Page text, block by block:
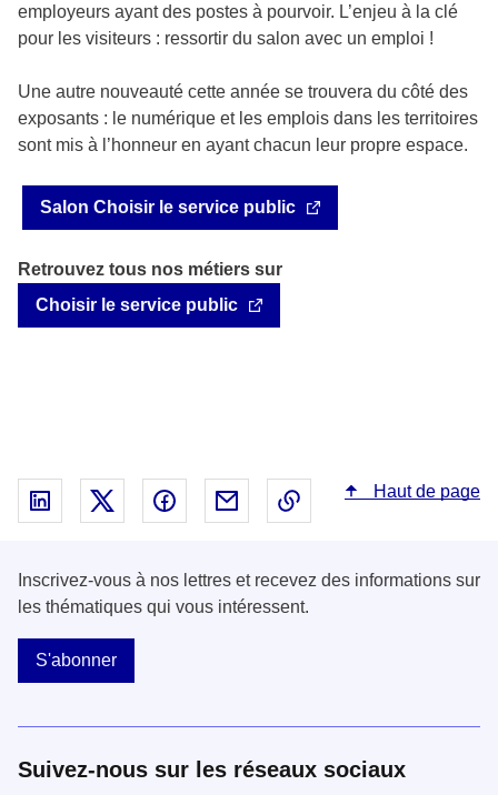
employeurs ayant des postes à pourvoir. L’enjeu à la clé
pour les visiteurs : ressortir du salon avec un emploi !
Une autre nouveauté cette année se trouvera du côté des
exposants : le numérique et les emplois dans les territoires
sont mis à l’honneur en ayant chacun leur propre espace.
Salon Choisir le service public
Retrouvez tous nos métiers sur
Choisir le service public
Partager sur Linked In - nouvelle fenêtre
Partager sur X - nouvelle fenêtre
Partager sur Facebook - nouvelle
Partager par email - nouvelle
Copier le lien dans le
Haut de page
Inscrivez-vous à nos lettres et recevez des informations sur
les thématiques qui vous intéressent.
S'abonner
Suivez-nous sur les réseaux sociaux